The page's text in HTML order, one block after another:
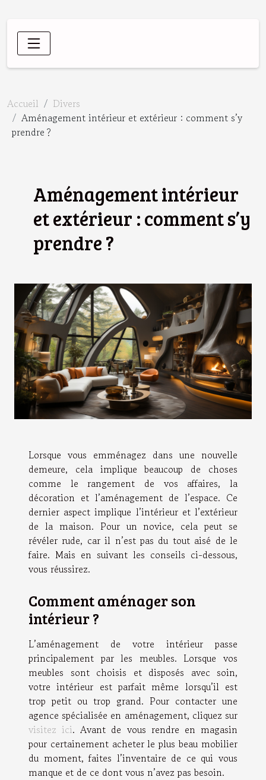
Accueil
Divers
Aménagement intérieur et extérieur : comment s’y
prendre ?
Aménagement intérieur
et extérieur : comment s’y
prendre ?
Lorsque vous emménagez dans une nouvelle
demeure, cela implique beaucoup de choses
comme le rangement de vos affaires, la
décoration et l’aménagement de l’espace. Ce
dernier aspect implique l’intérieur et l’extérieur
de la maison. Pour un novice, cela peut se
révéler rude, car il n’est pas du tout aisé de le
faire. Mais en suivant les conseils ci-dessous,
vous réussirez.
Comment aménager son
intérieur ?
L’aménagement de votre intérieur passe
principalement par les meubles. Lorsque vos
meubles sont choisis et disposés avec soin,
votre intérieur est parfait même lorsqu’il est
trop petit ou trop grand. Pour contacter une
agence spécialisée en aménagement, cliquez sur
visitez ici. Avant de vous rendre en magasin
pour certainement acheter le plus beau mobilier
du moment, faites l’inventaire de ce qui vous
manque et de ce dont vous n’avez pas besoin.